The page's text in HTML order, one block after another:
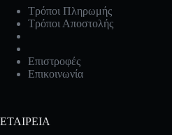
Τρόποι Πληρωμής
Τρόποι Αποστολής
Επιστροφές
Επικοινωνία
ΕΤΑΙΡΕΙΑ